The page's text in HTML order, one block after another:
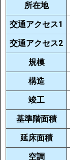
所在地
交通アクセス1
交通アクセス2
規模
構造
竣工
基準階面積
延床面積
空調